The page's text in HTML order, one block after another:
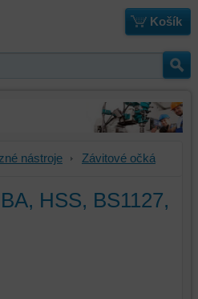
Košík
nástroje Závitové očká
HSS, BS1127,